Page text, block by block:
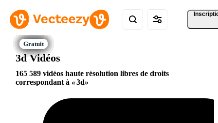
3d Vidéos
165 589 vidéos haute résolution libres de droits
correspondant à
3d